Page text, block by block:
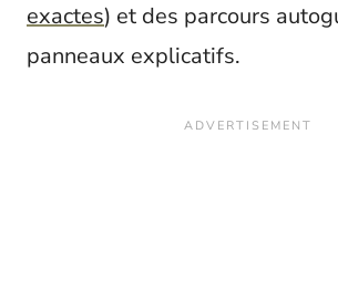
exactes) et des parcours
panneaux explicatifs.